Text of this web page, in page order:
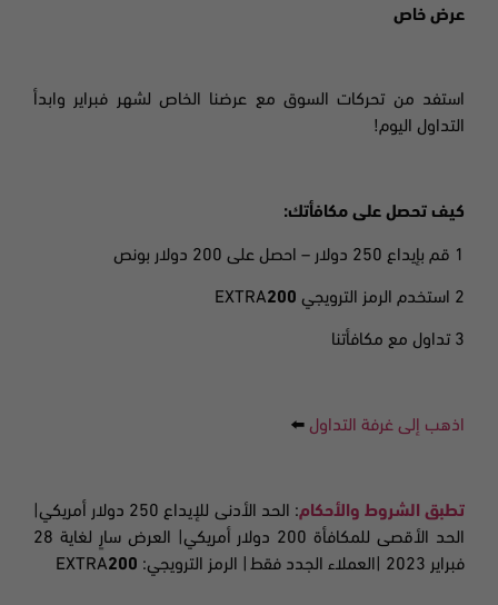
عرض خاص
استفد من تحركات السوق مع عرضنا الخاص لشهر فبراير وابدأ
التداول اليوم!
كيف تحصل على مكافأتك:
1 قم بإيدا ع 250 دولار – احصل على 200 دولار بونص
2 استخدم الرمز الترويجي EXTRA 200
3 تداول مع مكافأتنا
اذهب إلى غرفة التداول ⬅️
تطبق الشروط والأحكام: الحد الأدنى للإيداع 250 دولار أمريكي|
الحد الأقصى للمكافأة200 دولار أمريكي| العرض سارٍ لغاية 28
فبراير
العملاء الجدد فقط | الرمز الترويجي: EXTRA 200